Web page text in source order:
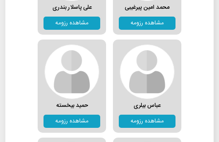
محمد امین پیرغیبی
مشاهده رزومه
علی پاسلار بندری
مشاهده رزومه
عباس بیلری
مشاهده رزومه
حمید بیخسته
مشاهده رزومه